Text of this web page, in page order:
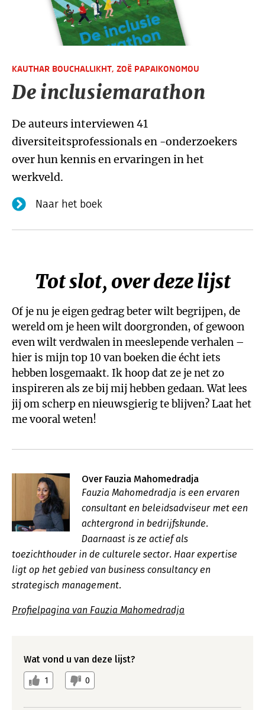
KAUTHAR BOUCHALLIKHT, ZOË PAPAIKONOMOU
De inclusiemarathon
De auteurs interviewen 41
diversiteitsprofessionals en -onderzoekers
over hun kennis en ervaringen in het
werkveld.
Naar het boek
Tot slot, over deze lijst
Of je nu je eigen gedrag beter wilt begrijpen, de
wereld om je heen wilt doorgronden, of gewoon
even wilt verdwalen in meeslepende verhalen –
hier is mijn top 10 van boeken die écht iets
hebben losgemaakt. Ik hoop dat ze je net zo
inspireren als ze bij mij hebben gedaan. Wat lees
jij om scherp en nieuwsgierig te blijven? Laat het
me vooral weten!
Over Fauzia Mahomedradja
Fauzia Mahomedradja is een ervaren
consultant en beleidsadviseur met een
achtergrond in bedrijfskunde.
Daarnaast is ze actief als
toezichthouder in de culturele sector. Haar expertise
ligt op het gebied van business consultancy en
strategisch management.
Profielpagina van Fauzia Mahomedradja
Wat vond u van deze lijst?
1 0